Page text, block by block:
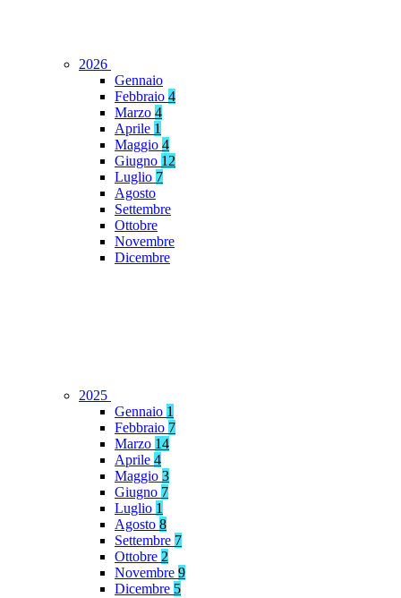
2026
Gennaio
Febbraio 4
Marzo 4
Aprile 1
Maggio 4
Giugno 12
Luglio 7
Agosto
Settembre
Ottobre
Novembre
Dicembre
2025
Gennaio 1
Febbraio 7
Marzo 14
Aprile 4
Maggio 3
Giugno 7
Luglio 1
Agosto 8
Settembre 7
Ottobre 2
Novembre 9
Dicembre 5